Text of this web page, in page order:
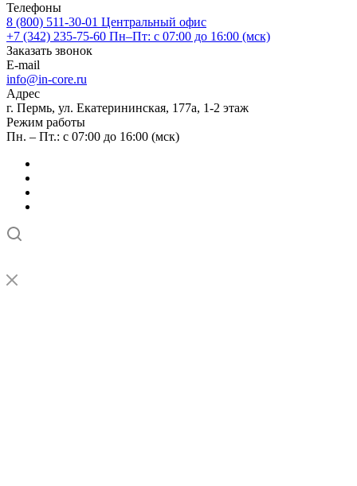
Телефоны
8 (800) 511-30-01 Центральный офис
+7 (342) 235-75-60 Пн–Пт: с 07:00 до 16:00 (мск)
Заказать звонок
E-mail
info@in-core.ru
Адрес
г. Пермь, ул. ​Екатерининская, 177а, ​1-2 этаж
Режим работы
Пн. – Пт.: с 07:00 до 16:00 (мск)